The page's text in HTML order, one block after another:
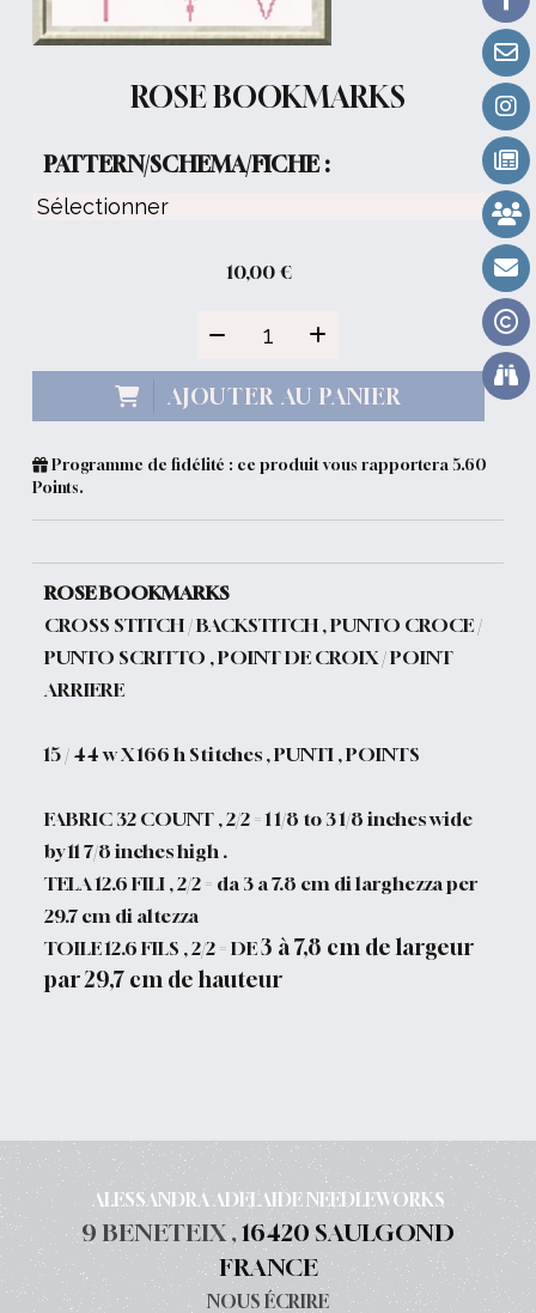
ROSE BOOKMARKS
PATTERN/SCHEMA/FICHE :
10,00€
AJOUTER AU PANIER
Programme de fidélité : ce produit vous rapportera5.60
Points.
ROSE BOOKMARKS
CROSS STITCH / BACKSTITCH , PUNTO CROCE /
PUNTO SCRITTO , POINT DE CROIX / POINT
ARRIERE
15 / 44 w X 166 h Stitches , PUNTI , POINTS
FABRIC 32 COUNT , 2/2 = 1 1/8 to 3 1/8 inches wide
by 11 7/8 inches high .
TELA 12.6 FILI , 2/2 = da 3 a 7.8 cm di larghezza per
29.7 cm di altezza
TOILE 12.6 FILS , 2/2 = DE3 à 7,8 cm de largeur
par 29,7 cm de hauteur
ALESSANDRA ADELAIDE NEEDLEWORKS
9 BENETEIX ,16420 SAULGOND
FRANCE
NOUS ÉCRIRE